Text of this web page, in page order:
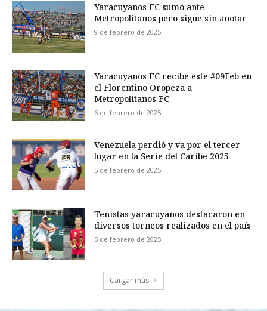
Yaracuyanos FC sumó ante
Metropolitanos pero sigue sin anotar
9 de febrero de 2025
Yaracuyanos FC recibe este #09Feb en
el Florentino Oropeza a
Metropolitanos FC
6 de febrero de 2025
Venezuela perdió y va por el tercer
lugar en la Serie del Caribe 2025
5 de febrero de 2025
Tenistas yaracuyanos destacaron en
diversos torneos realizados en el país
5 de febrero de 2025
Cargar más